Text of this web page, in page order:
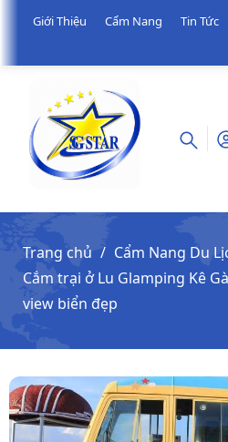
Giới Thiệu Cẩm Nang Tin Tức
Trang chủ
Cẩm Nang Du
Cắm trại ở Lu Glamping Kê
view biển đẹp